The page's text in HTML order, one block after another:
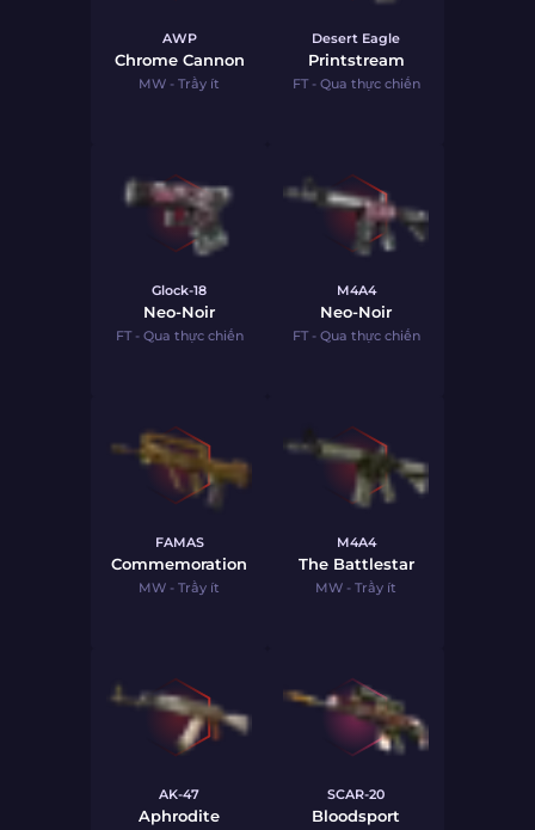
AWP
Chrome Cannon
MW - Trầy ít
Desert Eagle
Printstream
FT - Qua thực chiến
Glock-18
Neo-Noir
FT - Qua thực chiến
M4A4
Neo-Noir
FT - Qua thực chiến
FAMAS
Commemoration
MW - Trầy ít
M4A4
The Battlestar
MW - Trầy ít
AK-47
Aphrodite
SCAR-20
Bloodsport